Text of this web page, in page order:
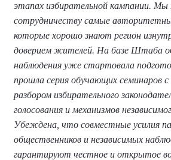
этапах избирательной кампании. Мы
сотрудничеству самые
которые хорошо знают регион
доверием жителей. На базе Штаба
наблюдения уже стартовала
прошла серия обучающих семинаров
разбором избирательного
голосования и механизмов
Убеждена, что совместные усилия
общественников и независимых
гарантируют честное и открытое